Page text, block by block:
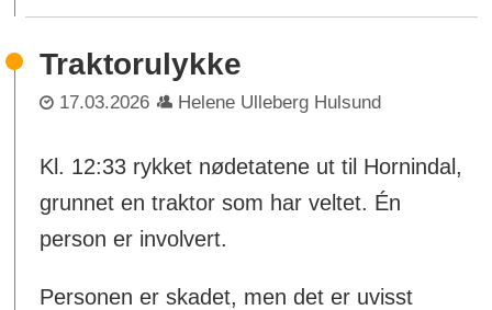
Traktorulykke
17.03.2026 Helene Ulleberg Hulsund
Kl. 12:33 rykket nødetatene ut til Hornindal,
grunnet en traktor som har veltet. Én
person er involvert.
Personen er skadet, men det er uvisst